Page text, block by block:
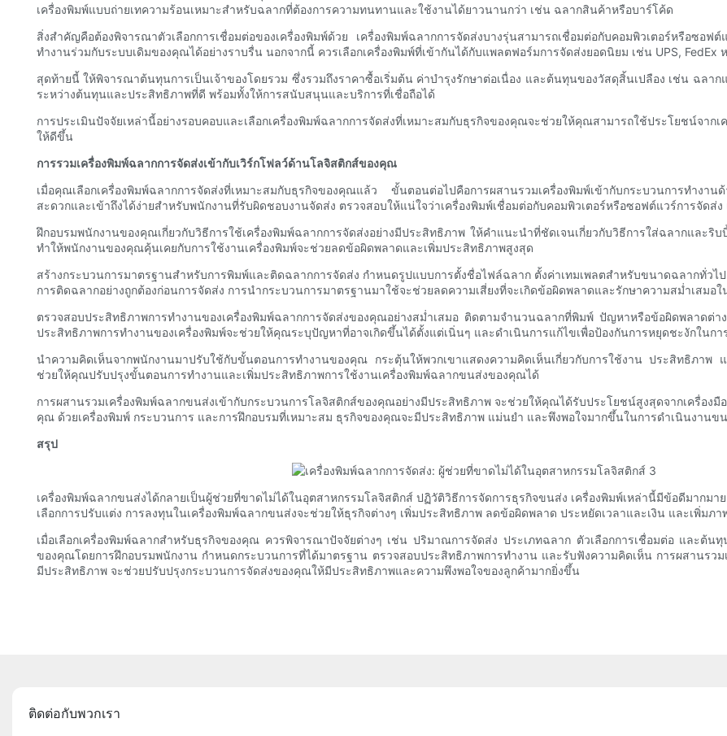
เครื่องพิมพ์แบบถ่ายเทความร้อนเหมาะสำหรับฉลากที่ต้องการความทนทานและใช้งานได้ยาวนานกว่า เช่น ฉลากสินค้าหรือบาร์โค้ด
สิ่งสำคัญคือต้องพิจารณาตัวเลือกการเชื่อมต่อของเครื่องพิมพ์ด้วย เครื่องพิมพ์ฉลากการจัดส่งบางรุ่นสามารถเชื่อมต่อกับคอมพิวเตอร์หรือซ
ทำงานร่วมกับระบบเดิมของคุณได้อย่างราบรื่น นอกจากนี้ ควรเลือกเครื่องพิมพ์ที่เข้ากันได้กับแพลตฟอร์มการจัดส่งยอดนิยม เช่น UPS, FedEx
สุดท้ายนี้ ให้พิจารณาต้นทุนการเป็นเจ้าของโดยรวม ซึ่งรวมถึงราคาซื้อเริ่มต้น ค่าบำรุงรักษาต่อเนื่อง และต้นทุนของวัสดุสิ้นเปลือง เช่น ฉลา
ระหว่างต้นทุนและประสิทธิภาพที่ดี พร้อมทั้งให้การสนับสนุนและบริการที่เชื่อถือได้
การประเมินปัจจัยเหล่านี้อย่างรอบคอบและเลือกเครื่องพิมพ์ฉลากการจัดส่งที่เหมาะสมกับธุรกิจของคุณจะช่วยให้คุณสามารถใช้ประโยชน์จา
ให้ดีขึ้น
การรวมเครื่องพิมพ์ฉลากการจัดส่งเข้ากับเวิร์กโฟลว์ด้านโลจิสติกส์ของคุณ
เมื่อคุณเลือกเครื่องพิมพ์ฉลากการจัดส่งที่เหมาะสมกับธุรกิจของคุณแล้ว ขั้นตอนต่อไปคือการผสานรวมเครื่องพิมพ์เข้ากับกระบวนการทำง
สะดวกและเข้าถึงได้ง่ายสำหรับพนักงานที่รับผิดชอบงานจัดส่ง ตรวจสอบให้แน่ใจว่าเครื่องพิมพ์เชื่อมต่อกับคอมพิวเตอร์หรือซอฟต์แวร์การจัดส่
ฝึกอบรมพนักงานของคุณเกี่ยวกับวิธีการใช้เครื่องพิมพ์ฉลากการจัดส่งอย่างมีประสิทธิภาพ ให้คำแนะนำที่ชัดเจนเกี่ยวกับวิธีการใส่ฉลากและ
ทำให้พนักงานของคุณคุ้นเคยกับการใช้งานเครื่องพิมพ์จะช่วยลดข้อผิดพลาดและเพิ่มประสิทธิภาพสูงสุด
สร้างกระบวนการมาตรฐานสำหรับการพิมพ์และติดฉลากการจัดส่ง กำหนดรูปแบบการตั้งชื่อไฟล์ฉลาก ตั้งค่าเทมเพลตสำหรับขนาดฉลากทั่วไ
การติดฉลากอย่างถูกต้องก่อนการจัดส่ง การนำกระบวนการมาตรฐานมาใช้จะช่วยลดความเสี่ยงที่จะเกิดข้อผิดพลาดและรักษาความสม่ำเสมอ
ตรวจสอบประสิทธิภาพการทำงานของเครื่องพิมพ์ฉลากการจัดส่งของคุณอย่างสม่ำเสมอ ติดตามจำนวนฉลากที่พิมพ์ ปัญหาหรือข้อผิดพลาดต่
ประสิทธิภาพการทำงานของเครื่องพิมพ์จะช่วยให้คุณระบุปัญหาที่อาจเกิดขึ้นได้ตั้งแต่เนิ่นๆ และดำเนินการแก้ไขเพื่อป้องกันการหยุดชะงักในก
นำความคิดเห็นจากพนักงานมาปรับใช้กับขั้นตอนการทำงานของคุณ กระตุ้นให้พวกเขาแสดงความคิดเห็นเกี่ยวกับการใช้งาน ประสิทธิภาพ
ช่วยให้คุณปรับปรุงขั้นตอนการทำงานและเพิ่มประสิทธิภาพการใช้งานเครื่องพิมพ์ฉลากขนส่งของคุณได้
การผสานรวมเครื่องพิมพ์ฉลากขนส่งเข้ากับกระบวนการโลจิสติกส์ของคุณอย่างมีประสิทธิภาพ จะช่วยให้คุณได้รับประโยชน์สูงสุดจากเครื่อง
คุณ ด้วยเครื่องพิมพ์ กระบวนการ และการฝึกอบรมที่เหมาะสม ธุรกิจของคุณจะมีประสิทธิภาพ แม่นยำ และพึงพอใจมากขึ้นในการดำเนินงานข
สรุป
เครื่องพิมพ์ฉลากขนส่งได้กลายเป็นผู้ช่วยที่ขาดไม่ได้ในอุตสาหกรรมโลจิสติกส์ ปฏิวัติวิธีการจัดการธุรกิจขนส่ง เครื่องพิมพ์เหล่านี้มีข้อดีมากม
เลือกการปรับแต่ง การลงทุนในเครื่องพิมพ์ฉลากขนส่งจะช่วยให้ธุรกิจต่างๆ เพิ่มประสิทธิภาพ ลดข้อผิดพลาด ประหยัดเวลาและเงิน และเพิ่มภ
เมื่อเลือกเครื่องพิมพ์ฉลากสำหรับธุรกิจของคุณ ควรพิจารณาปัจจัยต่างๆ เช่น ปริมาณการจัดส่ง ประเภทฉลาก ตัวเลือกการเชื่อมต่อ และต้นทุ
ของคุณโดยการฝึกอบรมพนักงาน กำหนดกระบวนการที่ได้มาตรฐาน ตรวจสอบประสิทธิภาพการทำงาน และรับฟังความคิดเห็น การผสานรว
มีประสิทธิภาพ จะช่วยปรับปรุงกระบวนการจัดส่งของคุณให้มีประสิทธิภาพและความพึงพอใจของลูกค้ามากยิ่งขึ้น
ติดต่อกับพวกเรา